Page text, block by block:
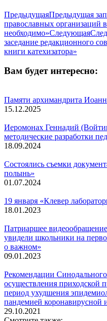
ПредыдущаяПредыдущая
православных организаций
необходимо»Следующая
заседание редакционного
книги катехизатора»
Вам будет интересно:
Памяти архимандрита
15.12.2025
Иеромонах Геннадий
методические разработки
18.09.2024
Состоялись съемки
полынь»
01.07.2024
19 января «Клевер
18.01.2023
Патриаршее
увидели школьники на
о важном»
09.01.2023
Рекомендации
осуществления приходской
период ухудшения
пандемией коронавирусной
29.10.2021